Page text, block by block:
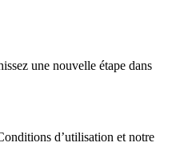
une nouvelle étape dans
d’utilisation et notre